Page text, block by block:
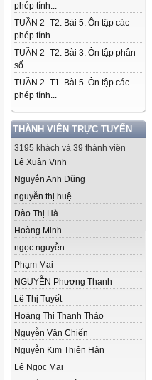
phép tính...
TUẦN 2- T2. Bài 5. Ôn tập các
phép tính...
TUẦN 2- T2. Bài 3. Ôn tập phân
số...
TUẦN 2- T1. Bài 5. Ôn tập các
phép tính...
THÀNH VIÊN TRỰC TUYẾN
3195 khách và 39 thành viên
Lê Xuân Vinh
Nguyễn Anh Dũng
nguyễn thị huệ
Đào Thị Hà
Hoàng Minh
ngọc nguyễn
Phạm Mai
NGUYỄN Phương Thanh
Lê Thị Tuyết
Hoàng Thị Thanh Thảo
Nguyễn Văn Chiến
Nguyễn Kim Thiên Hân
Lê Ngọc Mai